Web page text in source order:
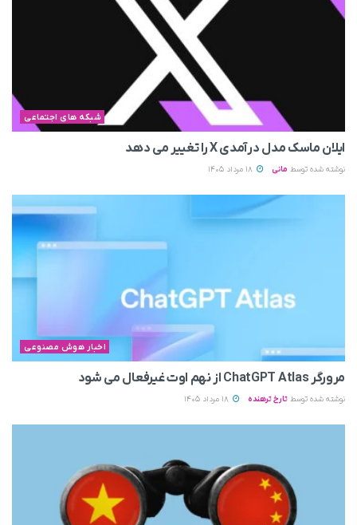
شبکه های اجتماعی
ایلان ماسک مدل درآمدی X را تغییر می‌ دهد
نوشته شده توسط مانی
اخبار هوش مصنوعی
مرورگر ChatGPT Atlas از نهم اوت غیرفعال می‌ شود
نوشته شده توسط تارخ ترهنده